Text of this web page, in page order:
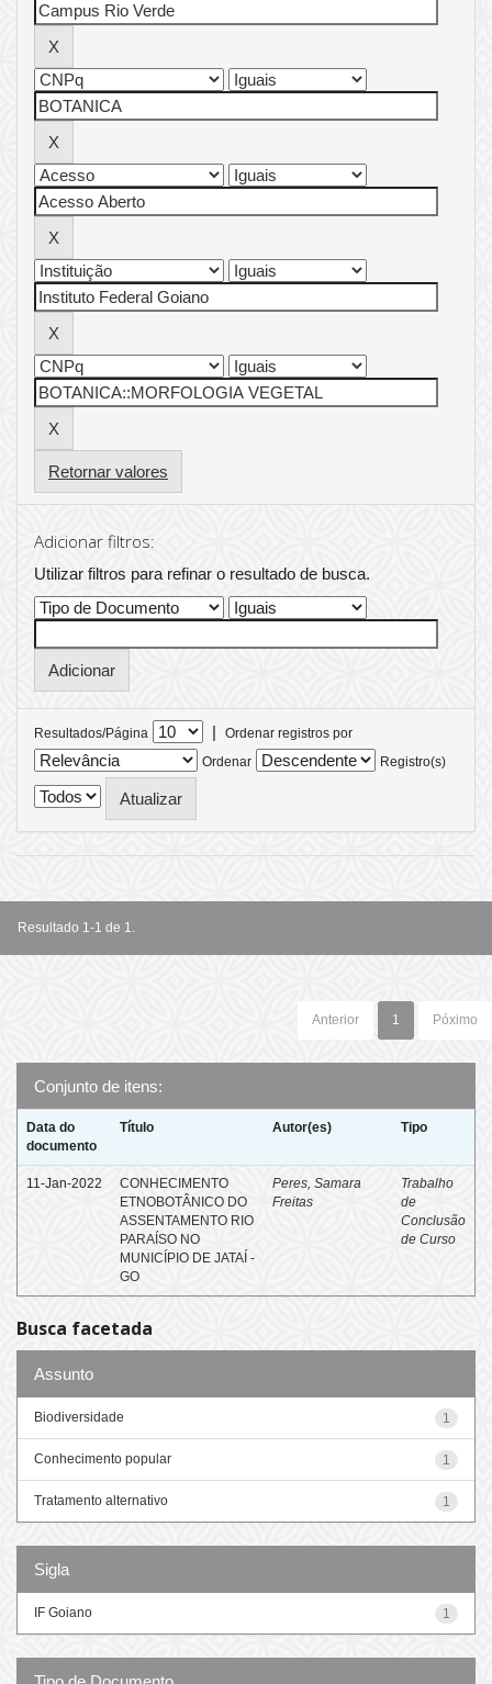
Retornar valores
Adicionar filtros:
Utilizar filtros para refinar o resultado de busca.
Resultados/Página |
Ordenar registros por
Ordenar
Registro(s)
Resultado 1-1 de 1.
Anterior 1 Póximo
Conjunto de itens:
Data do
documento
Título Autor(es) Tipo
11-Jan-2022
CONHECIMENTO
ETNOBOTÂNICO DO
ASSENTAMENTO RIO
PARAÍSO NO
MUNICÍPIO DE JATAÍ -
GO
Peres, Samara
Freitas
Trabalho
de
Conclusão
de Curso
Busca facetada
Assunto
1
Biodiversidade
1
Conhecimento popular
1
Tratamento alternativo
Sigla
1
IF Goiano